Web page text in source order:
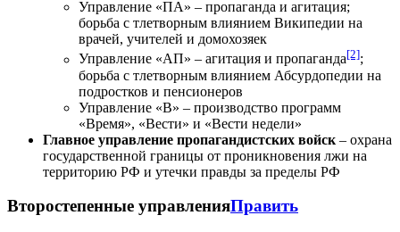
Управление «ПА» – пропаганда и агитация;
борьба с тлетворным влиянием Википедии на
врачей, учителей и домохозяек
Управление «АП» – агитация и пропаганда[2];
борьба с тлетворным влиянием Абсурдопедии на
подростков и пенсионеров
Управление «В» – производство программ
«Время», «Вести» и «Вести недели»
Главное управление пропагандистских войск – охрана
государственной границы от проникновения лжи на
территорию РФ и утечки правды за пределы РФ
Второстепенные управленияПравить